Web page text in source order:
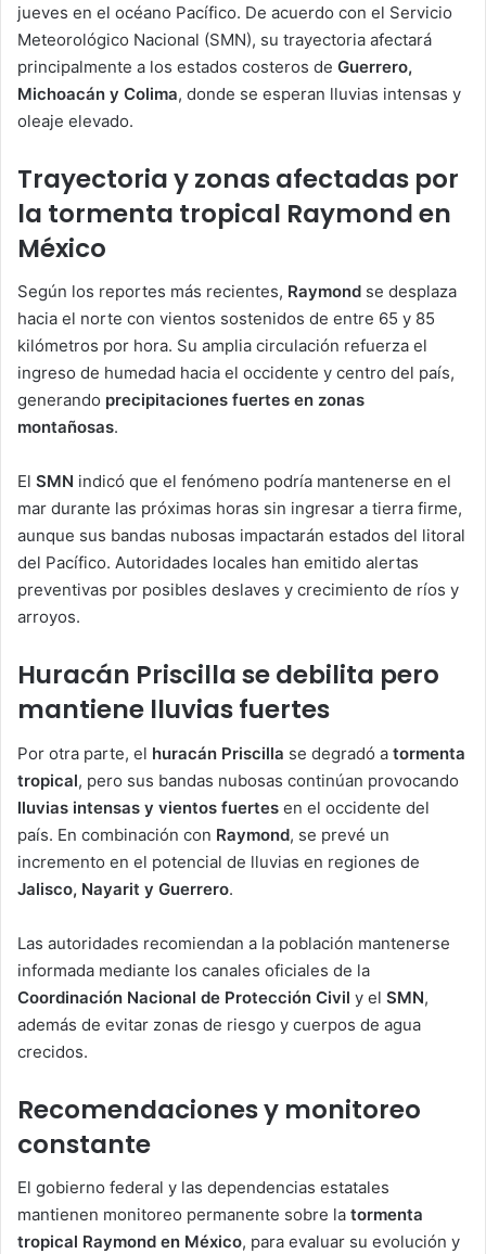
jueves en el océano Pacífico. De acuerdo con el Servicio
Meteorológico Nacional (SMN), su trayectoria afectará
principalmente a los estados costeros de Guerrero,
Michoacán y Colima, donde se esperan lluvias intensas y
oleaje elevado.
Trayectoria y zonas afectadas por
la tormenta tropical Raymond en
México
Según los reportes más recientes, Raymond se desplaza
hacia el norte con vientos sostenidos de entre 65 y 85
kilómetros por hora. Su amplia circulación refuerza el
ingreso de humedad hacia el occidente y centro del país,
generando precipitaciones fuertes en zonas
montañosas.
El SMN indicó que el fenómeno podría mantenerse en el
mar durante las próximas horas sin ingresar a tierra firme,
aunque sus bandas nubosas impactarán estados del litoral
del Pacífico. Autoridades locales han emitido alertas
preventivas por posibles deslaves y crecimiento de ríos y
arroyos.
Huracán Priscilla se debilita pero
mantiene lluvias fuertes
Por otra parte, el huracán Priscilla se degradó a tormenta
tropical, pero sus bandas nubosas continúan provocando
lluvias intensas y vientos fuertes en el occidente del
país. En combinación con Raymond, se prevé un
incremento en el potencial de lluvias en regiones de
Jalisco, Nayarit y Guerrero.
Las autoridades recomiendan a la población mantenerse
informada mediante los canales oficiales de la
Coordinación Nacional de Protección Civil y el SMN,
además de evitar zonas de riesgo y cuerpos de agua
crecidos.
Recomendaciones y monitoreo
constante
El gobierno federal y las dependencias estatales
mantienen monitoreo permanente sobre la tormenta
tropical Raymond en México, para evaluar su evolución y